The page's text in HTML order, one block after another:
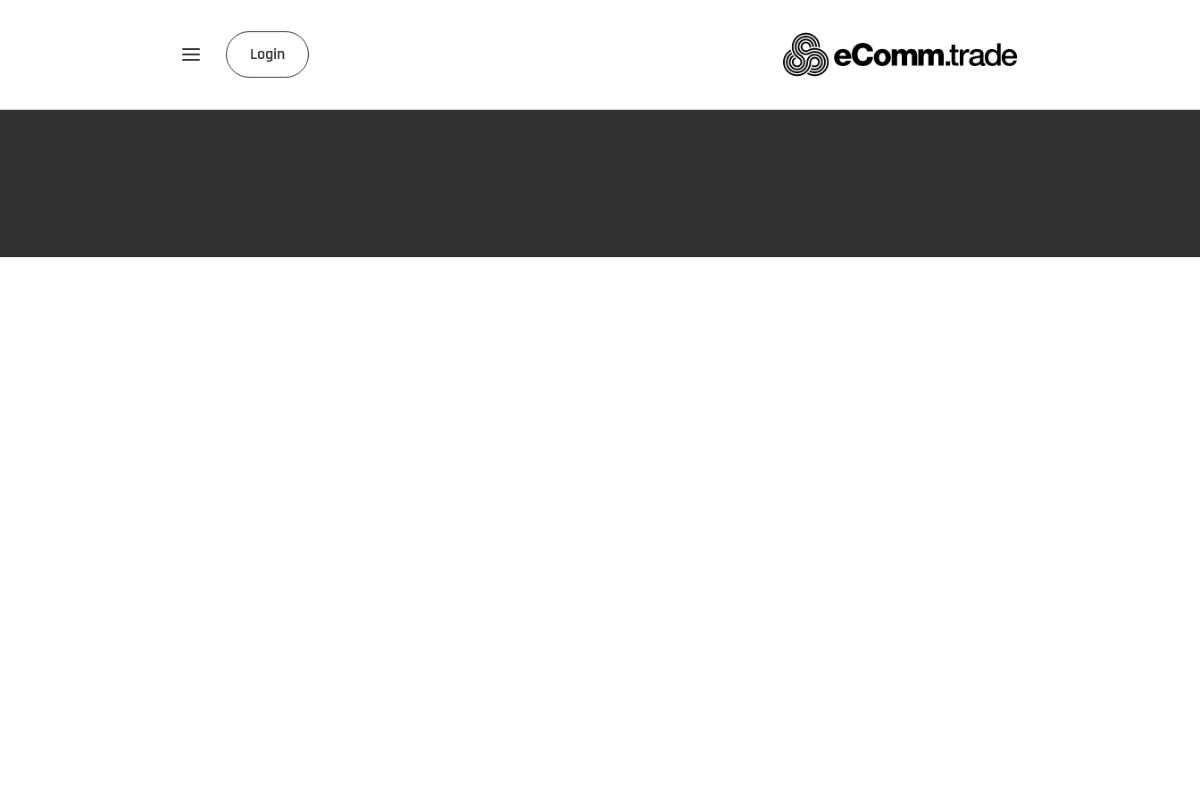
Login